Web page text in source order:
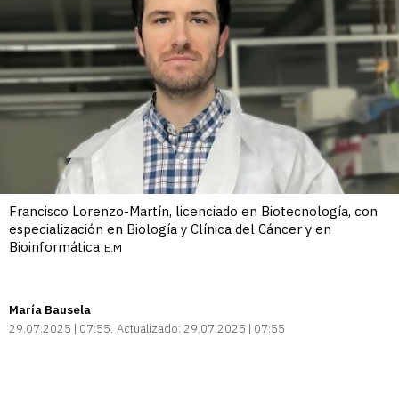
Francisco Lorenzo-Martín, licenciado en Biotecnología, con
especialización en Biología y Clínica del Cáncer y en
Bioinformática E.M
María Bausela
29.07.2025 | 07:55 Actualizado: 29.07.2025 | 07:55